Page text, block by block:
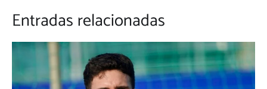
Entradas relacionadas